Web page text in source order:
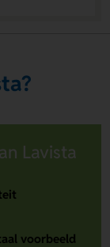
Lavista
voorbeeld